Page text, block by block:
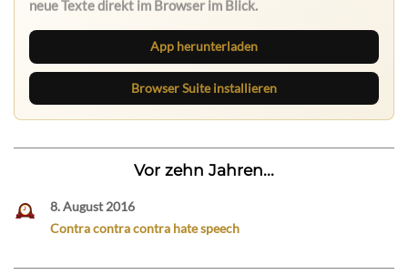
App herunterladen
Browser Suite installieren
Vor zehn Jahren...
8. August 2016
Contra contra contra hate speech